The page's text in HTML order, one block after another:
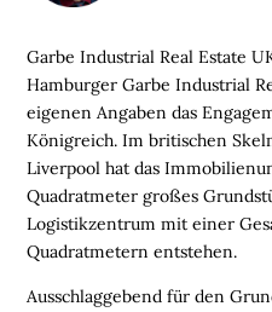
Garbe Industrial Real Estate
HamburgerGarbe Industrial
eigenen Angabendas
Königreich. Im britischen
Liverpool hat das
Quadratmeter großes
Logistikzentrum mit einer
Quadratmetern entstehen.
Ausschlaggebend für den